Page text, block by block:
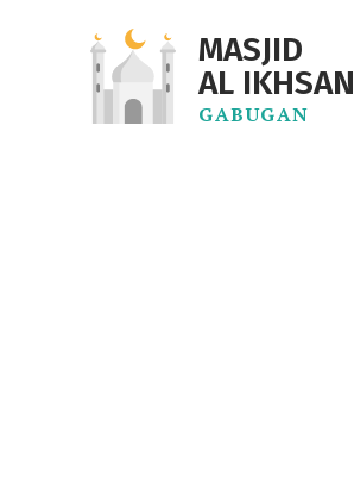
MASJID
AL IKHSAN
GABUGAN